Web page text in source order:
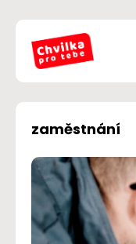
zaměstnání